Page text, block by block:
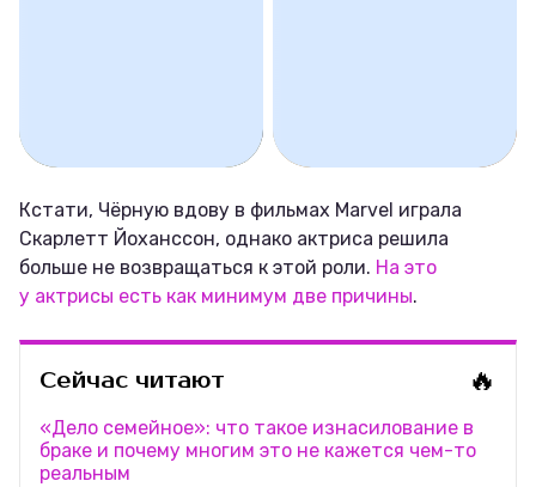
Кстати, Чёрную вдову в фильмах Marvel играла
Скарлетт Йоханссон, однако актриса решила
больше не возвращаться к этой роли. На это
у актрисы есть как минимум две причины.
Сейчас читают 🔥
«Дело семейное»: что такое изнасилование в
браке и почему многим это не кажется чем-то
реальным